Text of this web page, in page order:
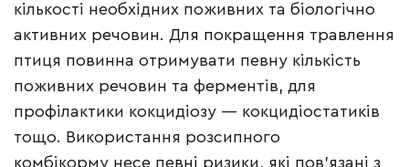
кількості необхідних поживних та біологічно
активних речовин. Для покращення травлення
птиця повинна отримувати певну кількість
поживних речовин та ферментів, для
профілактики кокцидіозу — кокцидіостатиків
тощо. Використання розсипного
комбікорму несе певні ризики, які пов’язані з